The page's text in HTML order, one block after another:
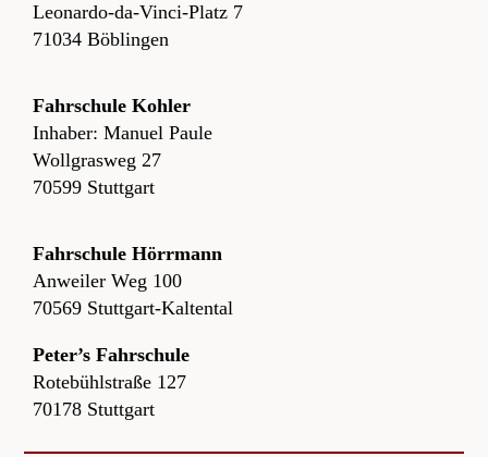
Leonardo-da-Vinci-Platz 7
71034 Böblingen
Fahrschule Kohler
Inhaber: Manuel Paule
Wollgrasweg 27
70599 Stuttgart
Fahrschule Hörrmann
Anweiler Weg 100
70569 Stuttgart-Kaltental
Peter’s Fahrschule
Rotebühlstraße 127
70178 Stuttgart